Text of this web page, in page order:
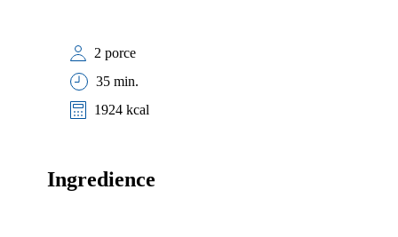
2 porce
35 min.
1924 kcal
Ingredience